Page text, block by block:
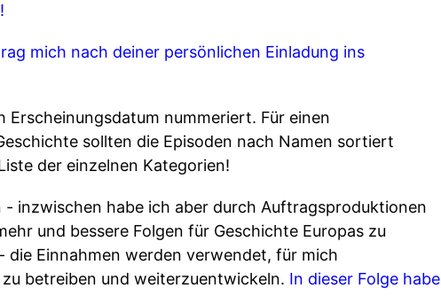
mich nach deiner persönlichen Einladung ins
nummeriert. Für einen
sollten die Episoden nach Namen sortiert
der einzelnen Kategorien!
inzwischen habe ich aber durch Auftragsproduktionen
und bessere Folgen für Geschichte Europas zu
Einnahmen werden verwendet, für mich
betreiben und weiterzuentwickeln. In dieser Folge habe